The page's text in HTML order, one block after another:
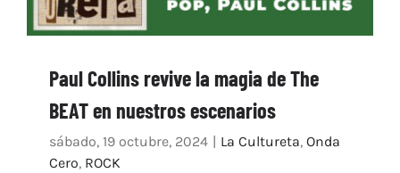
Paul Collins revive la magia de The
BEAT en nuestros escenarios
sábado, 19 octubre, 2024 La Cultureta, Onda
Cero, ROCK